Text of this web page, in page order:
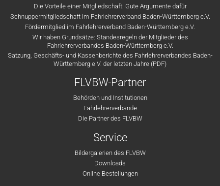
Die Vorteile einer Mitgliedschaft: Gute Argumente dafür
Schnuppermitgliedschaft im Fahrlehrerverband Baden-Württemberg e.V.
Fördermitglied im Fahrlehrerverband Baden-Württemberg e.V.
Wir haben Grundsätze: Standesregeln der Mitglieder des
Fahrlehrerverbandes Baden-Württemberg e.V.
Satzung, Geschäfts- und Kassenberichte des Fahrlehrerverbandes Baden-
Württemberg e.V. der letzten Jahre (PDF)
FLVBW-Partner
Behörden und Institutionen
Fahrlehrerverbände
Die Partner des FLVBW
Service
Bildergalerien des FLVBW
Downloads
Online Bestellungen